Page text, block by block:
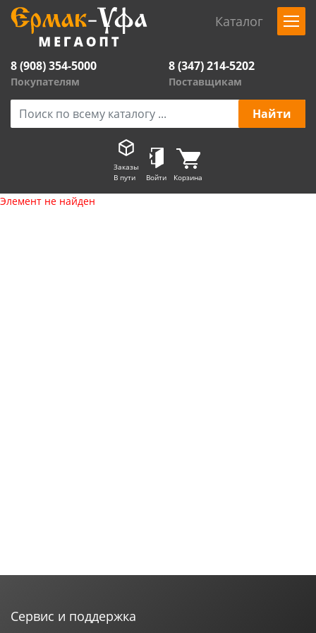
Каталог
8 (908) 354-5000
Покупателям
8 (347) 214-5202
Поставщикам
Заказы
В пути
Войти Корзина
Элемент не найден
Сервис и поддержка